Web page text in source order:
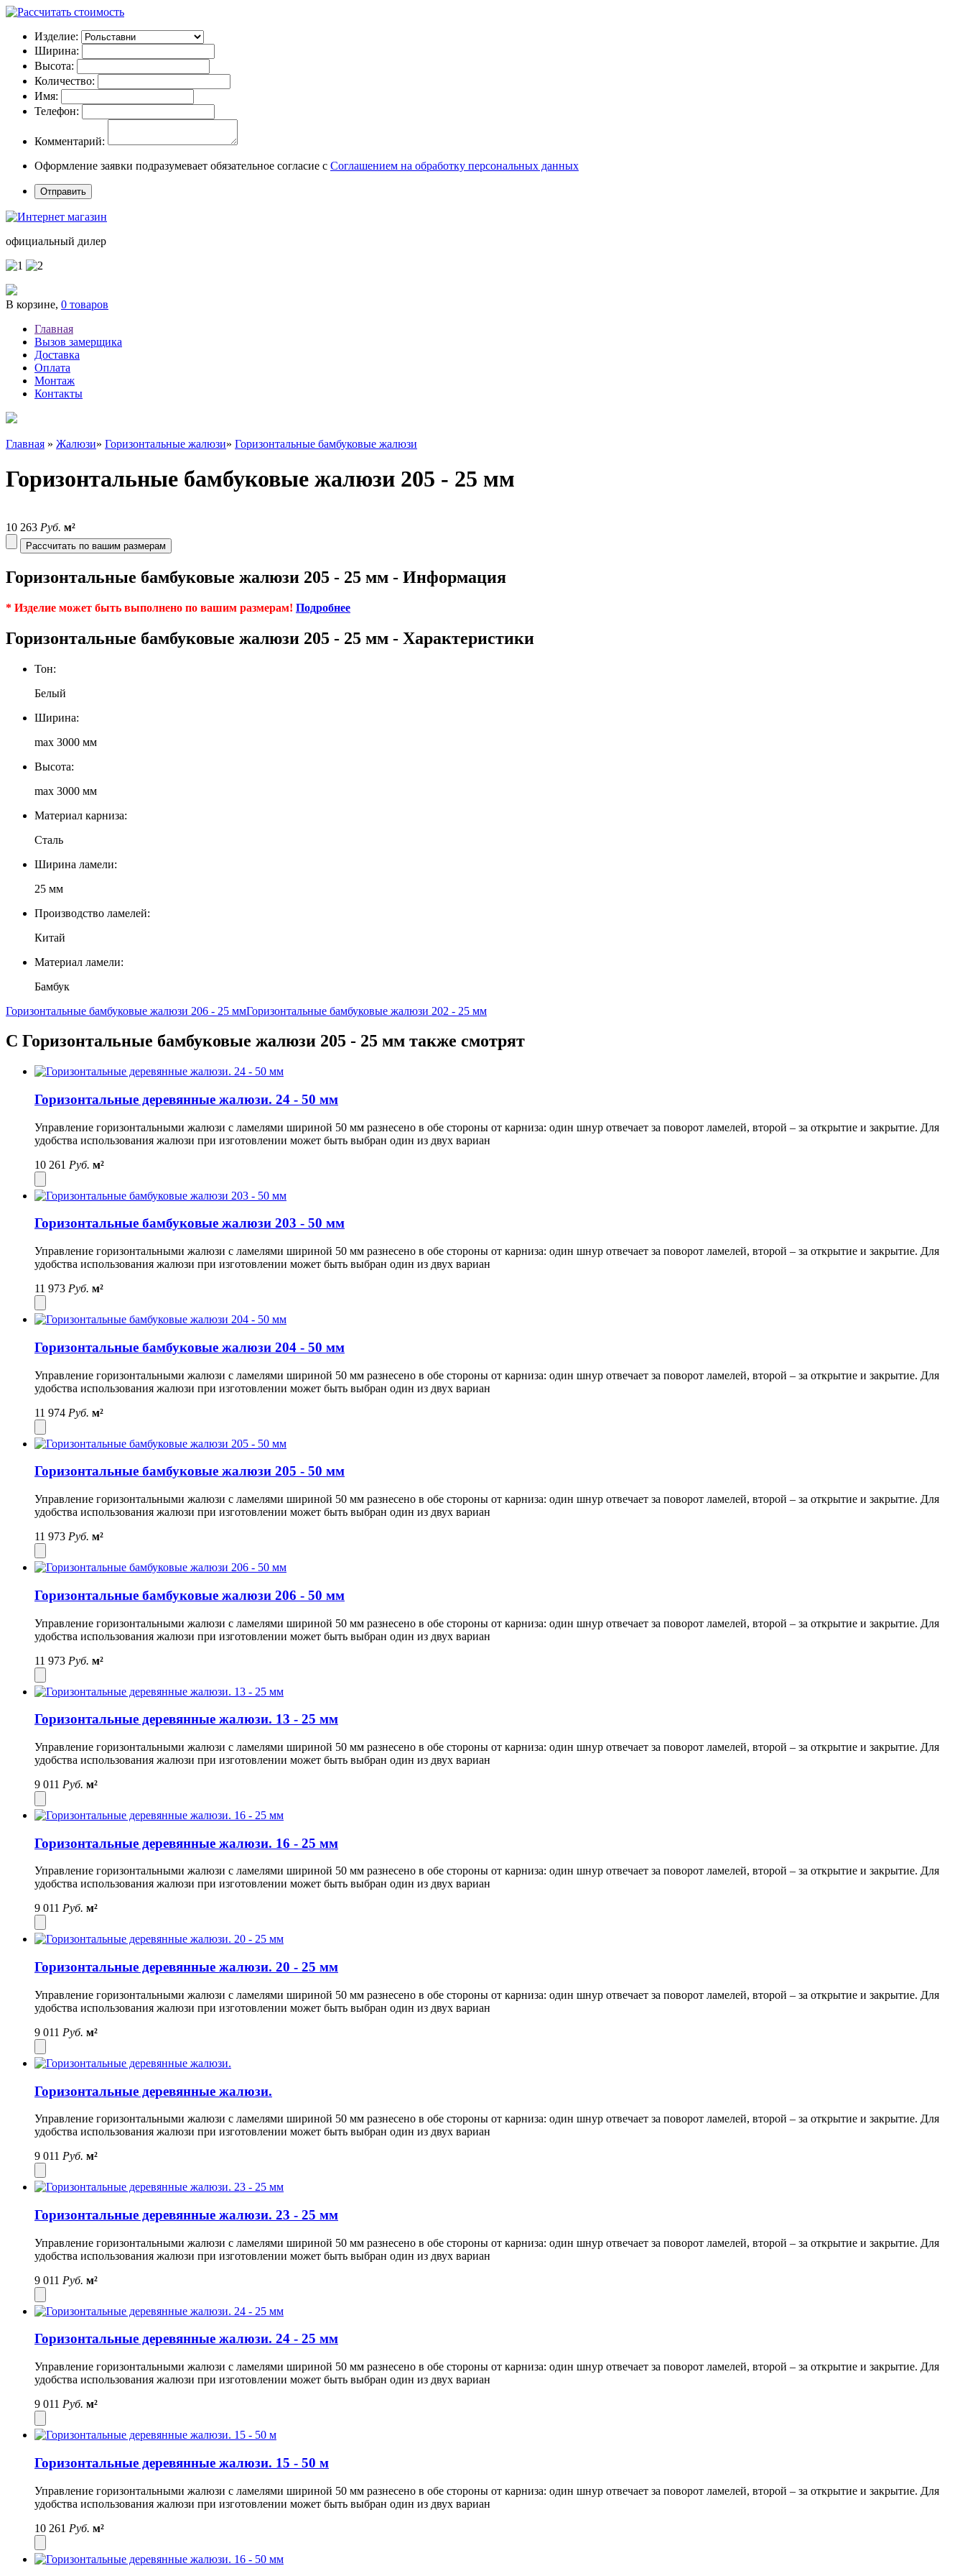
Изделие:
Ширина:
Высота:
Количество:
Имя:
Телефон:
Комментарий:
Оформление заявки подразумевает обязательное согласие с Соглашением на обработку персональных данных
официальный дилер
В корзине, 0 товаров
Главная
Вызов замерщика
Доставка
Оплата
Монтаж
Контакты
Главная » Жалюзи» Горизонтальные жалюзи» Горизонтальные бамбуковые жалюзи
Горизонтальные бамбуковые жалюзи 205 - 25 мм
10 263 Руб. м²
Рассчитать по вашим размерам
Горизонтальные бамбуковые жалюзи 205 - 25 мм - Информация
* Изделие может быть выполнено по вашим размерам! Подробнее
Горизонтальные бамбуковые жалюзи 205 - 25 мм - Характеристики
Тон:
Белый
Ширина:
max 3000 мм
Высота:
max 3000 мм
Материал карниза:
Сталь
Ширина ламели:
25 мм
Производство ламелей:
Китай
Материал ламели:
Бамбук
Горизонтальные бамбуковые жалюзи 206 - 25 ммГоризонтальные бамбуковые жалюзи 202 - 25 мм
С Горизонтальные бамбуковые жалюзи 205 - 25 мм также смотрят
Горизонтальные деревянные жалюзи. 24 - 50 мм
Управление горизонтальными жалюзи с ламелями шириной 50 мм разнесено в обе стороны от карниза: один шнур отвечает за поворот ламелей, второй – за открытие и закрытие. Для
удобства использования жалюзи при изготовлении может быть выбран один из двух вариан
10 261 Руб. м²
Горизонтальные бамбуковые жалюзи 203 - 50 мм
Управление горизонтальными жалюзи с ламелями шириной 50 мм разнесено в обе стороны от карниза: один шнур отвечает за поворот ламелей, второй – за открытие и закрытие. Для
удобства использования жалюзи при изготовлении может быть выбран один из двух вариан
11 973 Руб. м²
Горизонтальные бамбуковые жалюзи 204 - 50 мм
Управление горизонтальными жалюзи с ламелями шириной 50 мм разнесено в обе стороны от карниза: один шнур отвечает за поворот ламелей, второй – за открытие и закрытие. Для
удобства использования жалюзи при изготовлении может быть выбран один из двух вариан
11 974 Руб. м²
Горизонтальные бамбуковые жалюзи 205 - 50 мм
Управление горизонтальными жалюзи с ламелями шириной 50 мм разнесено в обе стороны от карниза: один шнур отвечает за поворот ламелей, второй – за открытие и закрытие. Для
удобства использования жалюзи при изготовлении может быть выбран один из двух вариан
11 973 Руб. м²
Горизонтальные бамбуковые жалюзи 206 - 50 мм
Управление горизонтальными жалюзи с ламелями шириной 50 мм разнесено в обе стороны от карниза: один шнур отвечает за поворот ламелей, второй – за открытие и закрытие. Для
удобства использования жалюзи при изготовлении может быть выбран один из двух вариан
11 973 Руб. м²
Горизонтальные деревянные жалюзи. 13 - 25 мм
Управление горизонтальными жалюзи с ламелями шириной 50 мм разнесено в обе стороны от карниза: один шнур отвечает за поворот ламелей, второй – за открытие и закрытие. Для
удобства использования жалюзи при изготовлении может быть выбран один из двух вариан
9 011 Руб. м²
Горизонтальные деревянные жалюзи. 16 - 25 мм
Управление горизонтальными жалюзи с ламелями шириной 50 мм разнесено в обе стороны от карниза: один шнур отвечает за поворот ламелей, второй – за открытие и закрытие. Для
удобства использования жалюзи при изготовлении может быть выбран один из двух вариан
9 011 Руб. м²
Горизонтальные деревянные жалюзи. 20 - 25 мм
Управление горизонтальными жалюзи с ламелями шириной 50 мм разнесено в обе стороны от карниза: один шнур отвечает за поворот ламелей, второй – за открытие и закрытие. Для
удобства использования жалюзи при изготовлении может быть выбран один из двух вариан
9 011 Руб. м²
Горизонтальные деревянные жалюзи.
Управление горизонтальными жалюзи с ламелями шириной 50 мм разнесено в обе стороны от карниза: один шнур отвечает за поворот ламелей, второй – за открытие и закрытие. Для
удобства использования жалюзи при изготовлении может быть выбран один из двух вариан
9 011 Руб. м²
Горизонтальные деревянные жалюзи. 23 - 25 мм
Управление горизонтальными жалюзи с ламелями шириной 50 мм разнесено в обе стороны от карниза: один шнур отвечает за поворот ламелей, второй – за открытие и закрытие. Для
удобства использования жалюзи при изготовлении может быть выбран один из двух вариан
9 011 Руб. м²
Горизонтальные деревянные жалюзи. 24 - 25 мм
Управление горизонтальными жалюзи с ламелями шириной 50 мм разнесено в обе стороны от карниза: один шнур отвечает за поворот ламелей, второй – за открытие и закрытие. Для
удобства использования жалюзи при изготовлении может быть выбран один из двух вариан
9 011 Руб. м²
Горизонтальные деревянные жалюзи. 15 - 50 м
Управление горизонтальными жалюзи с ламелями шириной 50 мм разнесено в обе стороны от карниза: один шнур отвечает за поворот ламелей, второй – за открытие и закрытие. Для
удобства использования жалюзи при изготовлении может быть выбран один из двух вариан
10 261 Руб. м²